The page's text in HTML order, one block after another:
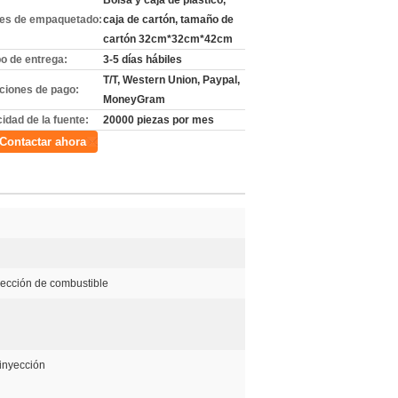
de empaquetado:caja de cartón, tamaño de
cartón 32cm*32cm*42cm
de entrega:
3-5 días hábiles
de pago:
T/T, Western Union, Paypal,
MoneyGram
de la fuente:
20000 piezas por mes
Contactar ahora
de combustible